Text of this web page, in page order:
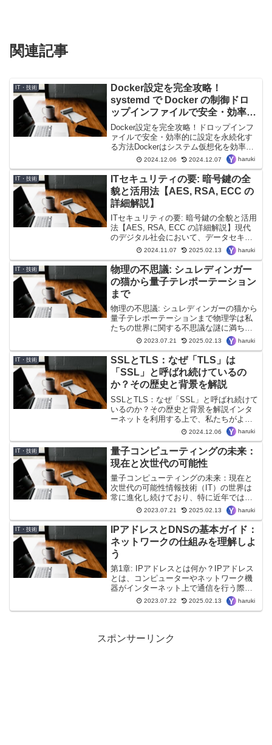
関連記事
IT・技術
Docker設定を完全攻略！
systemd で Docker の制御ドロ
ップインファイルで安全・効率的
に設定を永続化する方法
Docker設定を完全攻略！ドロップインフ
ァイルで安全・効率的に設定を永続化す
る方法Dockerはシステム仮想化を効率化
するための重要なツールですが、その設
定管理には課題がつきものです。本記事
では、ドロップインファイルを使用した
設定の永続化...
2024.12.06 2024.12.07 haruki
IT・技術
ITセキュリティの要: 暗号鍵の全
貌と活用法【AES, RSA, ECC の
詳細解説】
ITセキュリティの要: 暗号鍵の全貌と活用
法【AES, RSA, ECC の詳細解説】現代
のデジタル社会において、データセキュ
リティの強化は欠かせません。その中で
重要な役割を果たすのが「暗号鍵」で
す。暗号鍵は、データの暗号化や復号
化、通信の...
2024.11.07 2025.02.13 haruki
IT・技術
物理の不思議: シュレディンガー
の猫から量子テレポーテーション
まで
物理の不思議: シュレディンガーの猫から
量子テレポーテーションまで物理学は私
たちの世界に関する不思議な謎に満ちて
います。時には直感を超えた概念や理論
が登場し、我々を驚かせることもありま
す。本記事では、面白い物理学のトピッ
クに焦点を当て、シュ...
2023.07.21 2025.02.13 haruki
IT・技術
SSLとTLS：なぜ「TLS」は
「SSL」と呼ばれ続けているの
か？その歴史と背景を解説
SSLとTLS：なぜ「SSL」と呼ばれ続けて
いるのか？その歴史と背景を解説インタ
ーネットを利用する上で、私たちがよく
目にする「SSL」という言葉。例えば、
Webサイトのアドレスバーに表示される
「HTTPS」や、「SSL証明書」という表
現がそ...
2024.12.06 haruki
IT・技術
量子コンピューティングの未来：
現在と次世代の可能性
量子コンピューティングの未来：現在と
次世代の可能性情報技術（IT）の世界は
常に進化し続けており、特に近年では量
子コンピューティングという分野が注目
を集めています。従来のコンピュータ
は、ビットという0と1の2進数で情報を処
理していましたが、量...
2023.07.21 2025.02.13 haruki
IT・技術
IPアドレスとDNSの基本ガイド：
ネットワークの仕組みを理解しよ
う
第1章: IPアドレスとは何か？IPアドレス
とは、コンピューターやネットワーク機
器がインターネット上で通信を行う際に
使用される一意の識別子です。IPv4と
IPv6の違い、アドレスの構造について解
2023.07.22 2025.02.13 haruki
スポンサーリンク